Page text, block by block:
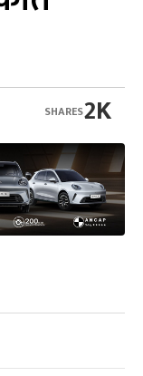
2K
SHARES